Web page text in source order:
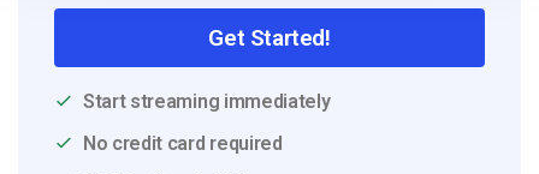
Get Started!
Start streaming immediately
No credit card required